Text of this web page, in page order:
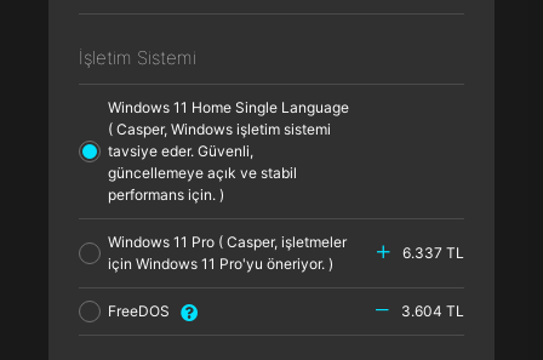
İşletim Sistemi
Windows 11 Home Single Language
( Casper, Windows işletim sistemi
tavsiye eder. Güvenli,
güncellemeye açık ve stabil
performans için. )
Windows 11 Pro ( Casper, işletmeler
için Windows 11 Pro'yu öneriyor. )
6.337 TL
FreeDOS 3.604 TL